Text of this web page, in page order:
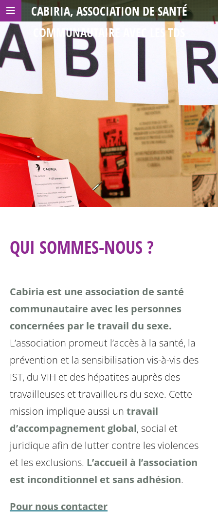
QUI SOMMES-NOUS ?
Cabiria est une association de santé
communautaire avec les personnes
concernées par le travail du sexe.
L’association promeut l’accès à la santé, la
prévention et la sensibilisation vis-à-vis des
IST, du VIH et des hépatites auprès des
travailleuses et travailleurs du sexe. Cette
mission implique aussi un travail
d’accompagnement global, social et
juridique afin de lutter contre les violences
et les exclusions. L’accueil à l’association
est inconditionnel et sans adhésion.
Pour nous contacter
CABIRIA, ASSOCIATION DE SANTÉ
COMMUNAUTAIRE AVEC LES TDS